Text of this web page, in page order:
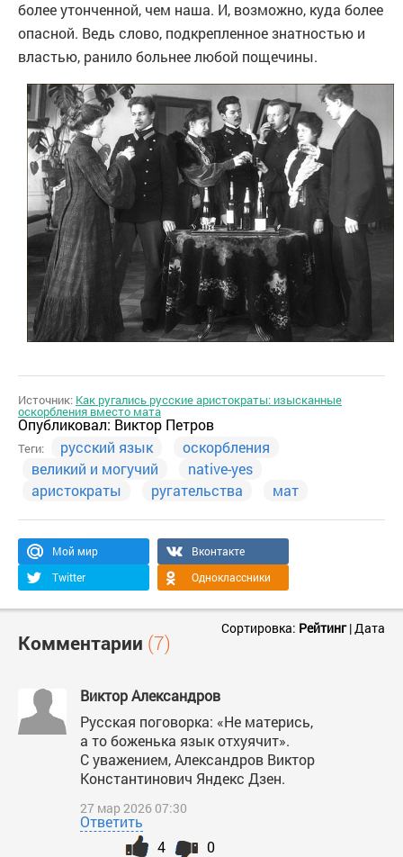
более утонченной, чем наша. И, возможно, куда более
опасной. Ведь слово, подкрепленное знатностью и
властью, ранило больнее любой пощечины.
Источник: Как ругались русские аристократы: изысканные
оскорбления вместо мата
Опубликовал:Виктор Петров
Теги: русский язык
оскорбления
великий и могучий
native-yes
аристократы
ругательства мат
Мой мир
Вконтакте
Twitter
Одноклассники
Комментарии (7)
Сортировка: Рейтинг| Дата
Виктор Александров
Русская поговорка: «Не матерись,
а то боженька язык отхуячит».
С уважением, Александров Виктор
Константинович Яндекс Дзен.
27 мар 2026 07:30
Ответить
0
4